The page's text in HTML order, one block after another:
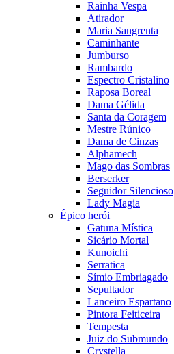
Rainha Vespa
Atirador
Maria Sangrenta
Caminhante
Jumburso
Rambardo
Espectro Cristalino
Raposa Boreal
Dama Gélida
Santa da Coragem
Mestre Rúnico
Dama de Cinzas
Alphamech
Mago das Sombras
Berserker
Seguidor Silencioso
Lady Magia
Épico herói
Gatuna Mística
Sicário Mortal
Kunoichi
Serratica
Símio Embriagado
Sepultador
Lanceiro Espartano
Pintora Feiticeira
Tempesta
Juiz do Submundo
Crystella